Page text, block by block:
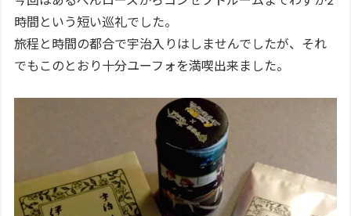
時間という短い巡礼でした。
旅程と時間の都合で宇治入りはしませんでしたが、それ
でもこのとおり十分ユーフォを満喫出来ました。